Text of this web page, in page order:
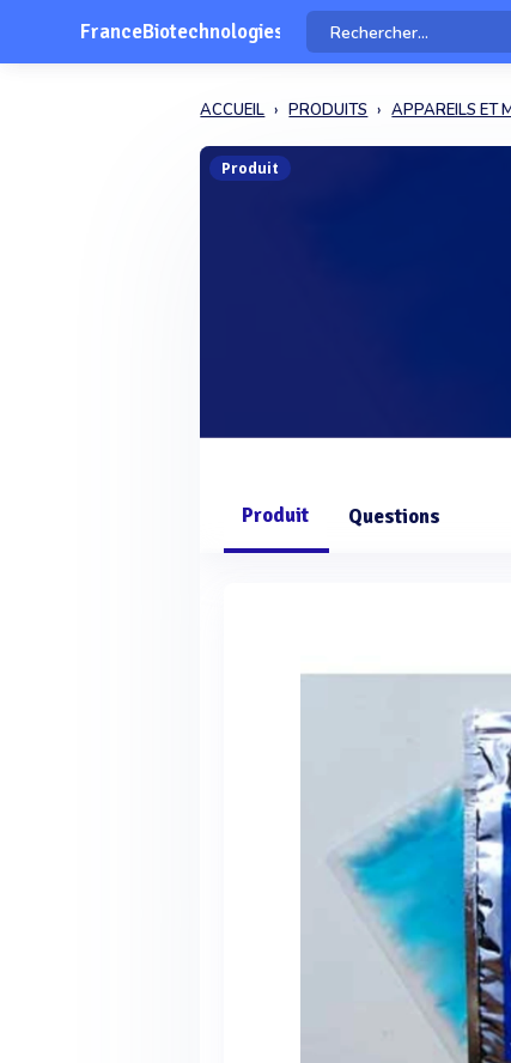
FranceBiotechnologies
ACCUEIL PRODUITS APPAREILS ET
Produit
Produit Questions